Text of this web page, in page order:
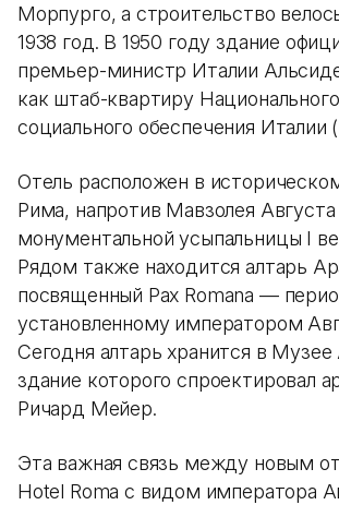
Морпурго, а строительство
1938 год. В 1950 году здание
премьер-министр Италии
как штаб-квартиру
социального обеспечения Италии
Отель расположен в
Рима, напротив Мавзолея
монументальной усыпальницы I
Рядом также находится алтарь
посвященный Pax Romana —
установленному императором
Сегодня алтарь хранится в
здание которого спроектировал
Ричард Мейер.
Эта важная связь между новым
Hotel Roma с видом императора